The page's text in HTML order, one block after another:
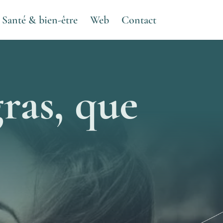
Santé & bien-être Web Contact
que